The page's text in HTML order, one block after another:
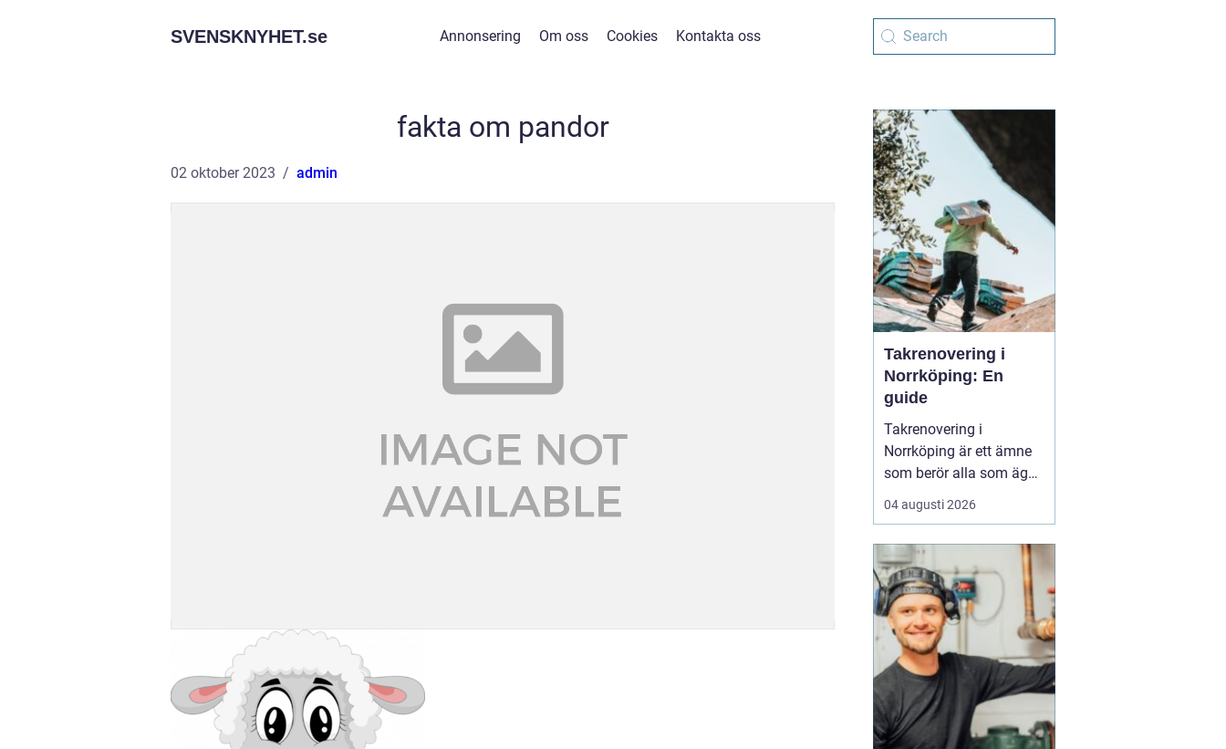
SVENSKNYHET.se Annonsering Om oss Cookies Kontakta oss
fakta om pandor
02 oktober 2023 admin
Takrenovering i
Norrköping: En
guide
Takrenovering i
Norrköping är ett ämne
som berör alla som äger
hus, radhus eller
flerfamiljshus i området.
viktigaste skydd mot
regn, snö och fukt, och
en i tid genomförd
renovering kan sp...
04 augusti 2026